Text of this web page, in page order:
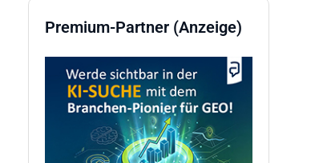
Premium-Partner (Anzeige)